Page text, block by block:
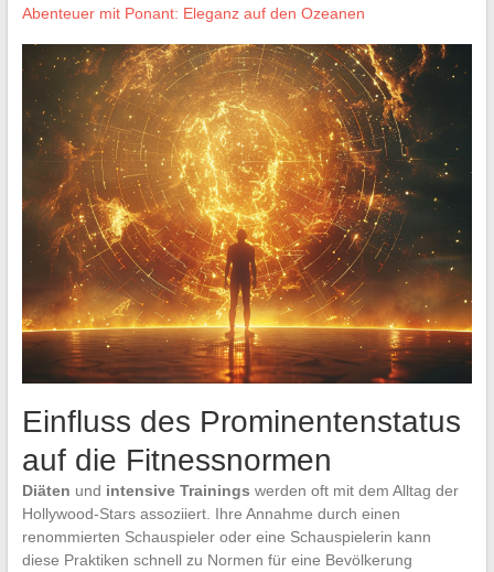
Abenteuer mit Ponant: Eleganz auf den Ozeanen
Einfluss des Prominentenstatus
auf die Fitnessnormen
Diäten und intensive Trainings werden oft mit dem Alltag der
Hollywood-Stars assoziiert. Ihre Annahme durch einen
renommierten Schauspieler oder eine Schauspielerin kann
diese Praktiken schnell zu Normen für eine Bevölkerung